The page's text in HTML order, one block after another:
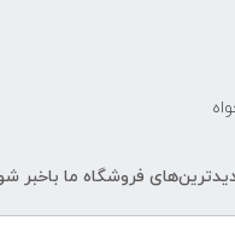
فروشگاه ما باخبر